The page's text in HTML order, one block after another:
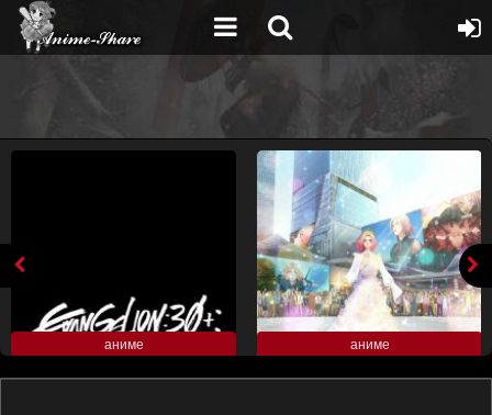
аниме аниме